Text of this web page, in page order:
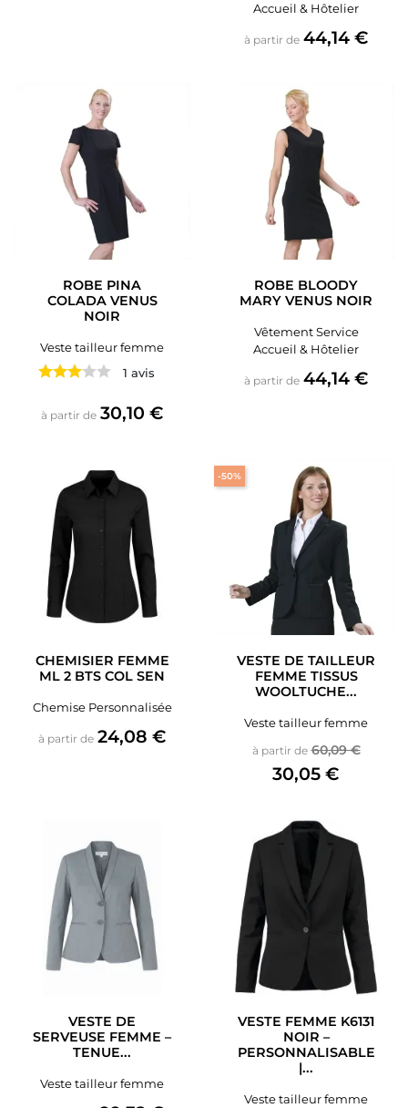
Accueil & Hôtelier
à partir de Prix
44,14 €
ROBE PINA
COLADA VENUS
NOIR
Veste tailleur femme
1 avis
à partir de Prix
30,10 €
ROBE BLOODY
MARY VENUS NOIR
Vêtement Service
Accueil & Hôtelier
à partir de Prix
44,14 €
CHEMISIER FEMME
ML 2 BTS COL SEN
Chemise Personnalisée
à partir de Prix
24,08 €
VESTE DE TAILLEUR
FEMME TISSUS
WOOLTUCHE...
Veste tailleur femme
à partir de Prix de base
60,09 €Prix
30,05 €
-50%
VESTE DE
SERVEUSE FEMME –
TENUE...
Veste tailleur femme
VESTE FEMME K6131
NOIR –
PERSONNALISABLE
|...
Veste tailleur femme